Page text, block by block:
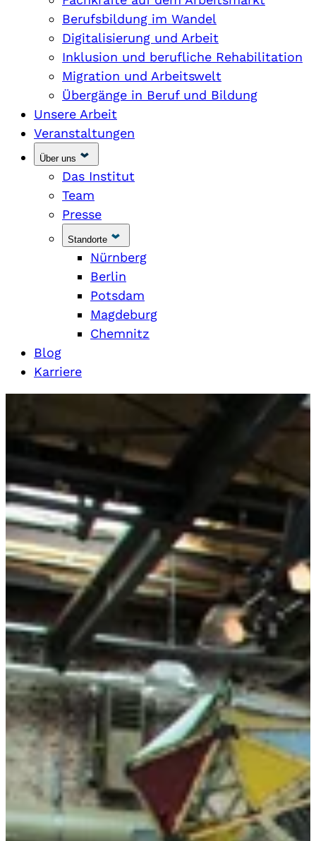
Berufsbildung im Wandel
Digitalisierung und Arbeit
Inklusion und berufliche Rehabilitation
Migration und Arbeitswelt
Übergänge in Beruf und Bildung
Unsere Arbeit
Veranstaltungen
Über uns
Das Institut
Team
Presse
Standorte
Nürnberg
Berlin
Potsdam
Magdeburg
Chemnitz
Blog
Karriere